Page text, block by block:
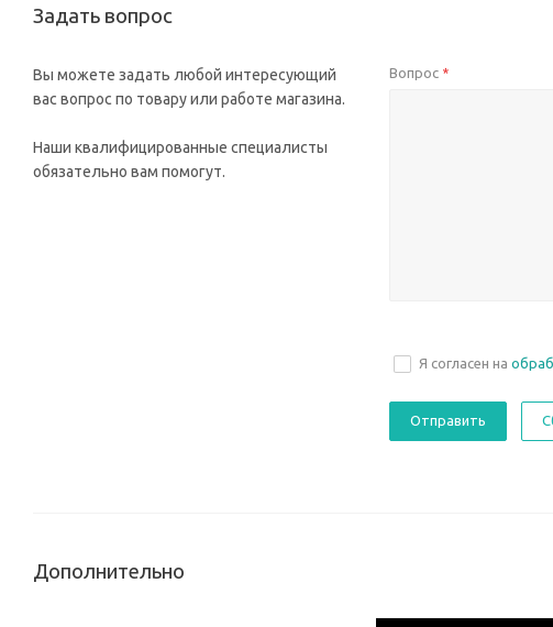
Задать вопрос
Вы можете задать любой интересующий
вас вопрос по товару или работе магазина.
Наши квалифицированные специалисты
обязательно вам помогут.
Вопрос *
Я согласен на
Дополнительно